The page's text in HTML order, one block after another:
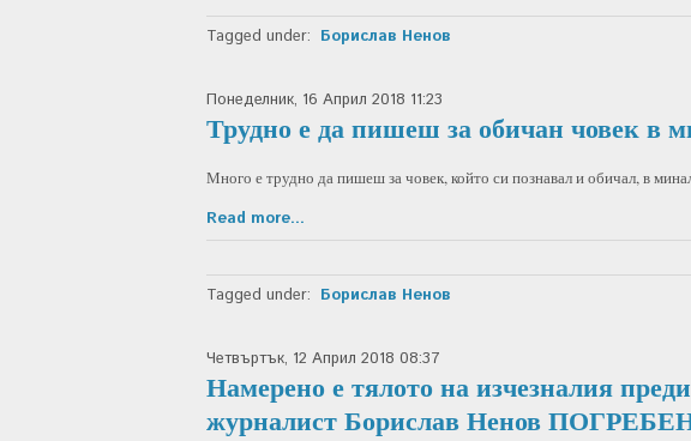
Tagged under: Борислав Ненов
Понеделник, 16 Април 2018 11:23
Трудно е да пишеш за обичан човек в
Много е трудно да пишеш за човек, който си познавал и обичал, в
Read more...
Tagged under: Борислав Ненов
Четвъртък, 12 Април 2018 08:37
Намерено е тялото на изчезналия
журналист Борислав Ненов